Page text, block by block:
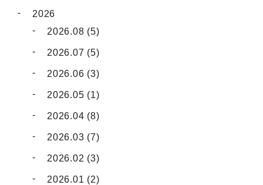
2026
2026.08 (5)
2026.07 (5)
2026.06 (3)
2026.05 (1)
2026.04 (8)
2026.03 (7)
2026.02 (3)
2026.01 (2)